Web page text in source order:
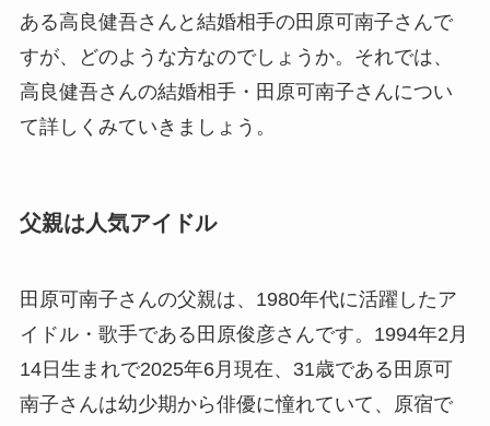
ある高良健吾さんと結婚相手の田原可南子さんで
すが、どのような方なのでしょうか。それでは、
高良健吾さんの結婚相手・田原可南子さんについ
て詳しくみていきましょう。
父親は人気アイドル
田原可南子さんの父親は、1980年代に活躍したア
イドル・歌手である田原俊彦さんです。1994年2月
14日生まれで2025年6月現在、31歳である田原可
南子さんは幼少期から俳優に憧れていて、原宿で